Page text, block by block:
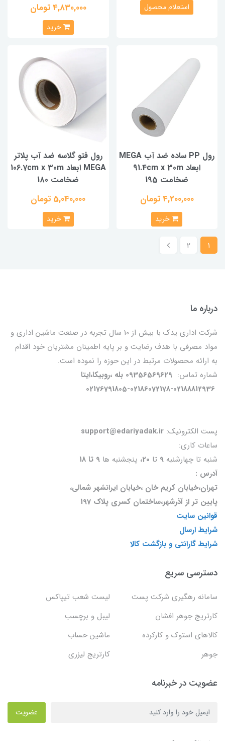
استعلام محصول 4,830,000 تومان
خرید
رول PP ساده ضد آب MEGA
ابعاد 91.4cm x 30m
ضخامت 195
4,200,000 تومان
خرید
رول فتو گلاسه ضد آب پلاتر
MEGA ابعاد 106.7cm x 30m
ضخامت 180
5,040,000 تومان
خرید
1
2
درباره ما
شرکت اداری یدک با بیش از 10 سال تجربه در صنعت ماشین اداری و
مواد مصرفی با هدف رضایت و بر پایه اطمینان مشتریان خود اقدام
به ارائه محصولات مرتبط در این حوزه را نموده است.
شماره تماس: 09356569629 بله ،روبیکا،ایتا
02176791805-02186072178-02188812936
پست الکترونیک:
ساعات کاری:
شنبه تا چهارشنبه 9 تا 20، پنجشنبه ها
آدرس :
تهران،خیابان کریم خان ،خیابان ایرانشهر شمالی،
پایین تر از آذرشهر،ساختمان کسری پلاک 197
قوانین سایت
شرایط ارسال
شرایط گارانتی و بازگشت کالا
دسترسی سریع
سامانه رهگیری شرکت پست
لیست شعب تیپاکس
کارتریج جوهر افشان
لیبل و برچسب
کالاهای استوک و کارکرده
ماشین حساب
جوهر
کارتریج لیزری
عضویت در خبرنامه
عضویت